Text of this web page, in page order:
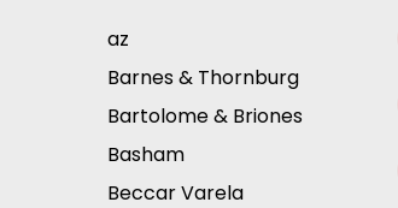
az
Barnes & Thornburg
Bartolome & Briones
Basham
Beccar Varela